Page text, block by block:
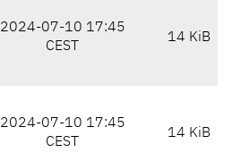
2024-07-10 17:45
CEST
14 KiB
2024-07-10 17:45
CEST
14 KiB